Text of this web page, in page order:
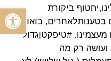
ביקורת
בטענותלאחרים, בואו
#טיפקטןגדול
רק מה
פתח